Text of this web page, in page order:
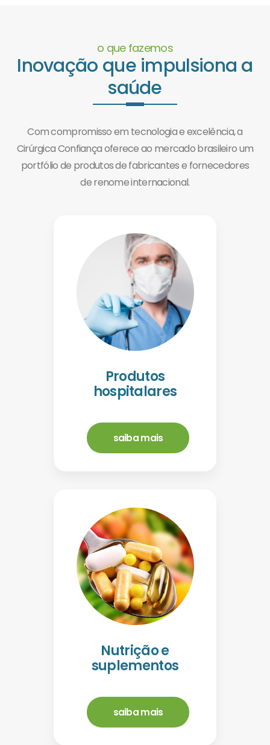
o que fazemos
Inovação que impulsiona a
saúde
Com compromisso em tecnologia e excelência, a
Cirúrgica Confiança oferece ao mercado brasileiro um
portfólio de produtos de fabricantes e fornecedores
de renome internacional.
Produtos
hospitalares
saiba mais
Nutrição e
suplementos
saiba mais